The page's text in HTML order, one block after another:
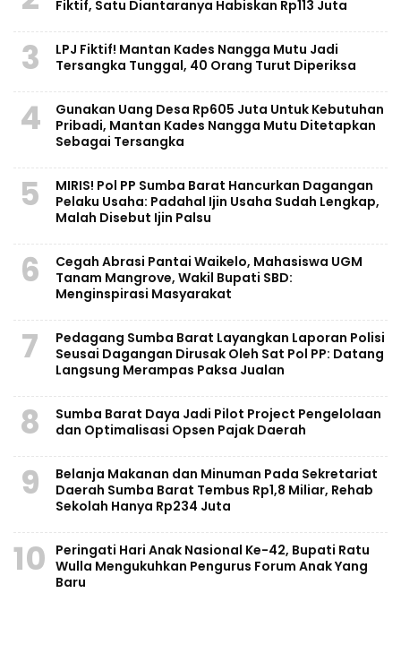
Fiktif, Satu Diantaranya Habiskan Rp113 Juta
3
LPJ Fiktif! Mantan Kades Nangga Mutu Jadi
Tersangka Tunggal, 40 Orang Turut Diperiksa
4
Gunakan Uang Desa Rp605 Juta Untuk Kebutuhan
Pribadi, Mantan Kades Nangga Mutu Ditetapkan
Sebagai Tersangka
5
MIRIS! Pol PP Sumba Barat Hancurkan Dagangan
Pelaku Usaha: Padahal Ijin Usaha Sudah Lengkap,
Malah Disebut Ijin Palsu
6
Cegah Abrasi Pantai Waikelo, Mahasiswa UGM
Tanam Mangrove, Wakil Bupati SBD:
Menginspirasi Masyarakat
7
Pedagang Sumba Barat Layangkan Laporan Polisi
Seusai Dagangan Dirusak Oleh Sat Pol PP: Datang
Langsung Merampas Paksa Jualan
8
Sumba Barat Daya Jadi Pilot Project Pengelolaan
dan Optimalisasi Opsen Pajak Daerah
9
Belanja Makanan dan Minuman Pada Sekretariat
Daerah Sumba Barat Tembus Rp1,8 Miliar, Rehab
Sekolah Hanya Rp234 Juta
10
Peringati Hari Anak Nasional Ke-42, Bupati Ratu
Wulla Mengukuhkan Pengurus Forum Anak Yang
Baru